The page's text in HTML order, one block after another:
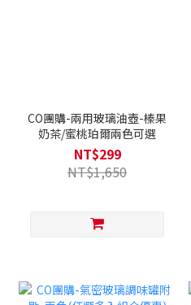
CO團購-兩用玻璃油壺-榛果
奶茶/蜜桃珀爾兩色可選
NT$299
NT$1,650